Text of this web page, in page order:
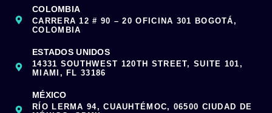
COLOMBIA
CARRERA 12 # 90 – 20 OFICINA 301 BOGOTÁ,
COLOMBIA
ESTADOS UNIDOS
14331 SOUTHWEST 120TH STREET, SUITE 101,
MIAMI, FL 33186
MÉXICO
RÍO LERMA 94, CUAUHTÉMOC, 06500 CIUDAD DE